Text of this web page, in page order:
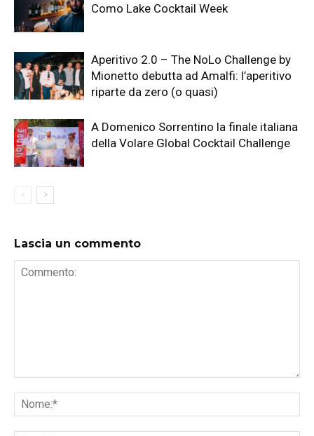
Como Lake Cocktail Week
Aperitivo 2.0 – The NoLo Challenge by
Mionetto debutta ad Amalfi: l’aperitivo
riparte da zero (o quasi)
A Domenico Sorrentino la finale italiana
della Volare Global Cocktail Challenge
Lascia un commento